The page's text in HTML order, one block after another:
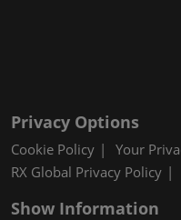
Privacy Options
Cookie Policy
Your
RX Global Privacy Policy
Show Information